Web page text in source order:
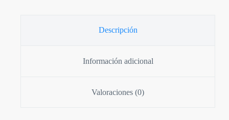
Descripción
Información adicional
Valoraciones (0)